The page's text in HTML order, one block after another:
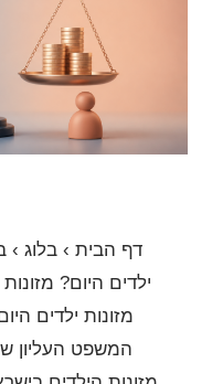
היום?
המשפט העליון